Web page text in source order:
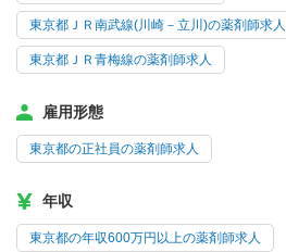
東京都ＪＲ南武線(川崎－立川)の薬剤師求人
東京都ＪＲ青梅線の薬剤師求人
雇用形態
東京都の正社員の薬剤師求人
年収
東京都の年収600万円以上の薬剤師求人